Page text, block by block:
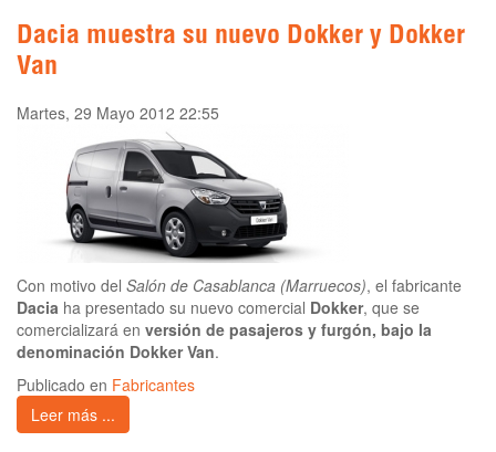
Dacia muestra su nuevo Dokker y Dokker
Van
Martes, 29 Mayo 2012 22:55
Con motivo del Salón de Casablanca (Marruecos), el fabricante
Dacia ha presentado su nuevo comercial Dokker, que se
comercializará en versión de pasajeros y furgón, bajo la
denominación Dokker Van.
Publicado en Fabricantes
Leer más ...